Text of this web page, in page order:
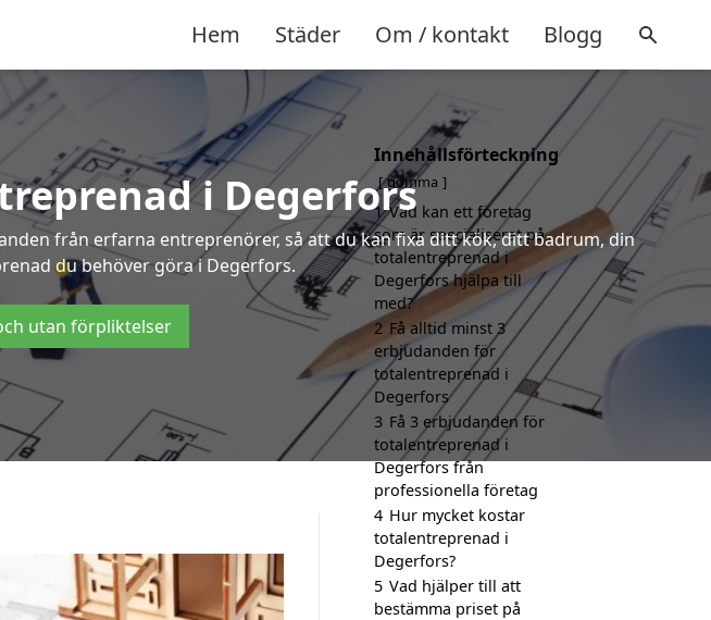
Hem Städer Om / kontakt Blogg
i Degerfors
från erfarna entreprenörer, så att du kan fixa ditt kök, ditt badrum, din
du behöver göra i Degerfors.
utan förpliktelser
Innehållsförteckning
gömma
1 Vad kan ett företag
som är specialiserat på
totalentreprenad i
Degerfors hjälpa till
med?
2 Få alltid minst 3
erbjudanden för
totalentreprenad i
Degerfors
3 Få 3 erbjudanden för
totalentreprenad i
Degerfors från
professionella företag
4 Hur mycket kostar
totalentreprenad i
Degerfors?
5 Vad hjälper till att
bestämma priset på